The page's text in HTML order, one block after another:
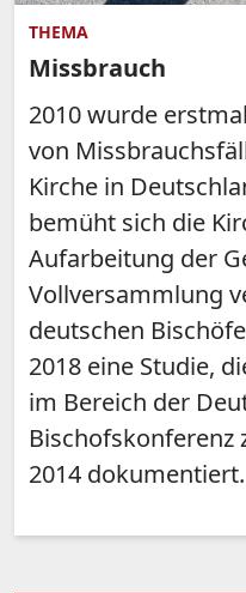
THEMA
Missbrauch
2010 wurde
von
Kirche in
bemüht sich die
Aufarbeitung der
Vollversammlung
deutschen
2018 eine Studie,
im Bereich der
Bischofskonferenz
2014 dokumentiert.